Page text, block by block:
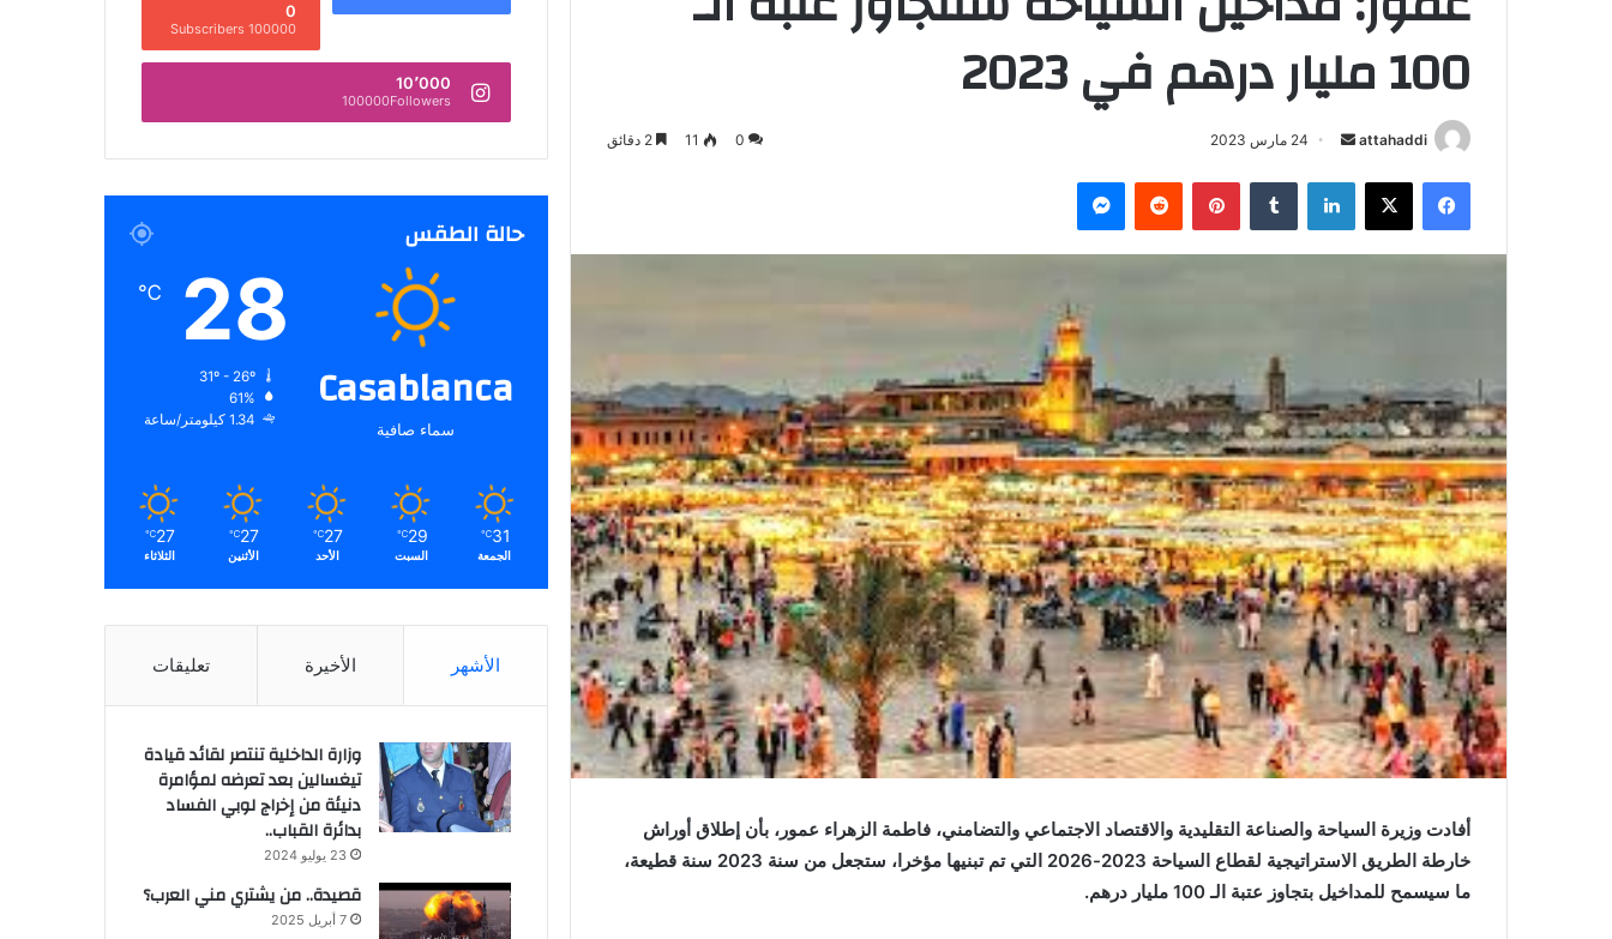
100 مليار درهم في 2023
attahaddi
أرسل
إلكترونيا
24 مارس 2023 0
11
فيسبوك X لينكدإن بينتيريست ماسنجر
أفادت وزيرة السياحة والصناعة التقليدية والاقتصاد الاجتماعي والتضامني، فاطمة الزهراء عمور، بأن إطلاق أوراش
خارطة الطريق الاستراتيجية لقطاع السياحة 2023-2026 التي تم تبنيها مؤخرا، ستجعل من سنة 2023 سنة قطيعة،
ما سيسمح للمداخيل بتجاوز عتبة الـ 100 مليار درهم.
0
100000 Subscribers
10٬000
100000Followers
حالة الطقس
Casablanca
سماء صافية
28
℃
61%
1.34 كيلومتر/ساعة
31
℃
الجمعة
29
℃
السبت
27
℃
الأحد
27
℃
الأثنين
27
℃
الثلاثاء
الأشهر الأخيرة تعليقات
وزارة الداخلية تنتصر لقائد قيادة
تيغسالين بعد تعرضه لمؤامرة
دنيئة من إخراج لوبي الفساد
بدائرة القباب..
23 يوليو 2024
قصيدة.. من يشتري مني العرب؟
7 أبريل 2025